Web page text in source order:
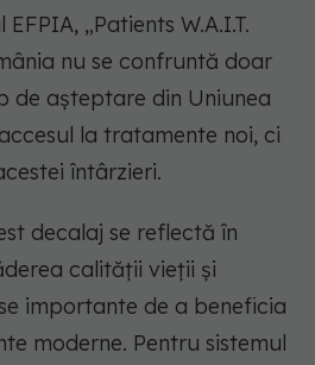
„Patients W.A.I.T.
nu se confruntă doar
de așteptare din Uniunea
la tratamente noi, ci
întârzieri.
decalaj se reflectă în
calității vieții și
importante de a beneficia
moderne. Pentru sistemul